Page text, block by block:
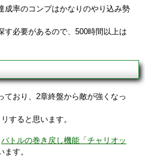
成率のコンプはかなりのやり込み勢
す必要があるので、500時間以上は
ており、2章終盤から敵が強くなっ
すると思います。
バトルの巻き戻し機能「チャリオッ
す。